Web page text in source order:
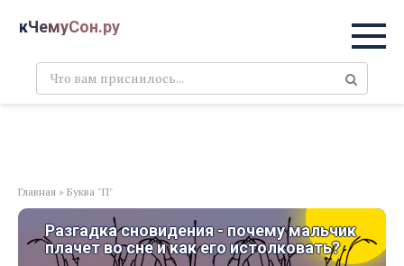
кЧемуСон.ру
Поиск:
Главная » Буква "П"
Разгадка сновидения - почему мальчик
плачет во сне и как его истолковать?